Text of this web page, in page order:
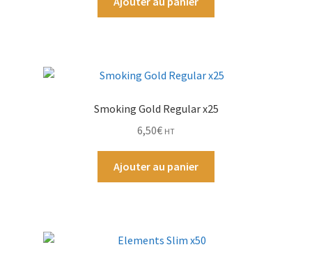
Smoking Gold Regular x25
6,50€ HT
Ajouter au panier